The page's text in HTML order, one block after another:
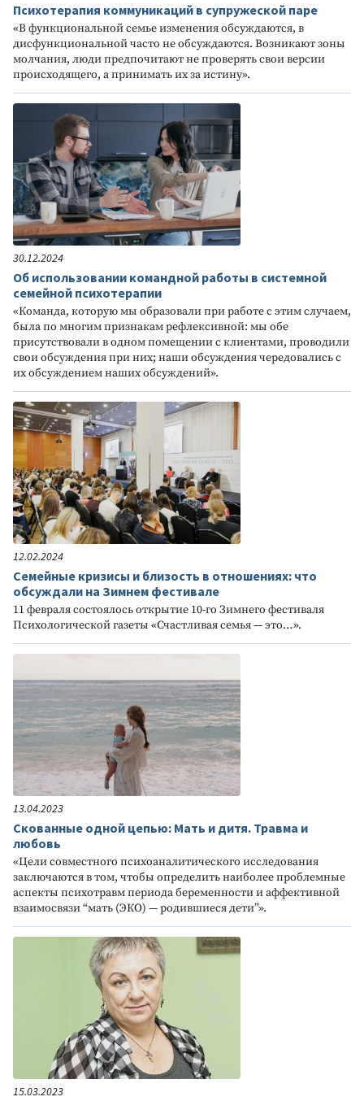
Психотерапия коммуникаций в супружеской паре
«В функциональной семье изменения обсуждаются, в
дисфункциональной часто не обсуждаются. Возникают зоны
молчания, люди предпочитают не проверять свои версии
происходящего, а принимать их за истину».
30.12.2024
Об использовании командной работы в системной
семейной психотерапии
«Команда, которую мы образовали при работе с этим случаем,
была по многим признакам рефлексивной: мы обе
присутствовали в одном помещении с клиентами, проводили
свои обсуждения при них; наши обсуждения чередовались с
их обсуждением наших обсуждений».
12.02.2024
Семейные кризисы и близость в отношениях: что
обсуждали на Зимнем фестивале
11 февраля состоялось открытие 10-го Зимнего фестиваля
Психологической газеты «Счастливая семья — это…».
13.04.2023
Скованные одной цепью: Мать и дитя. Травма и
любовь
«Цели совместного психоаналитического исследования
заключаются в том, чтобы определить наиболее проблемные
аспекты психотравм периода беременности и аффективной
взаимосвязи “мать (ЭКО) — родившиеся дети”».
15.03.2023